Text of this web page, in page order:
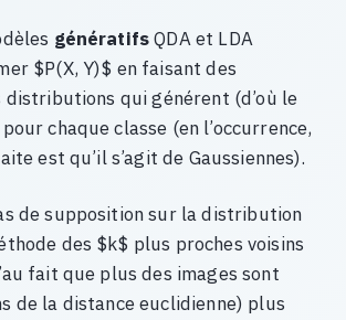
génératifsQDA et LDA
$P(X, Y)$ en faisant des
qui générent (d’où le
chaque classe (en l’occurrence,
est qu’il s’agit de Gaussiennes).
de supposition sur la distribution
des $k$ plus proches voisins
fait que plus des images sont
de la distance euclidienne) plus